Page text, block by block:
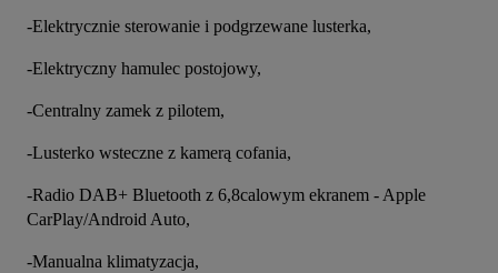
-Elektrycznie sterowanie i podgrzewane lusterka,
-Elektryczny hamulec postojowy,
-Centralny zamek z pilotem,
-Lusterko wsteczne z kamerą cofania,
-Radio DAB+ Bluetooth z 6,8calowym ekranem - Apple
CarPlay/Android Auto,
-Manualna klimatyzacja,